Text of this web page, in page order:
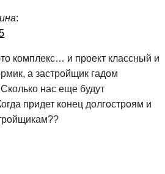
:
комплекс… и проект классный и
а застройщик гадом
нас еще будут
придет конец долгостроям и